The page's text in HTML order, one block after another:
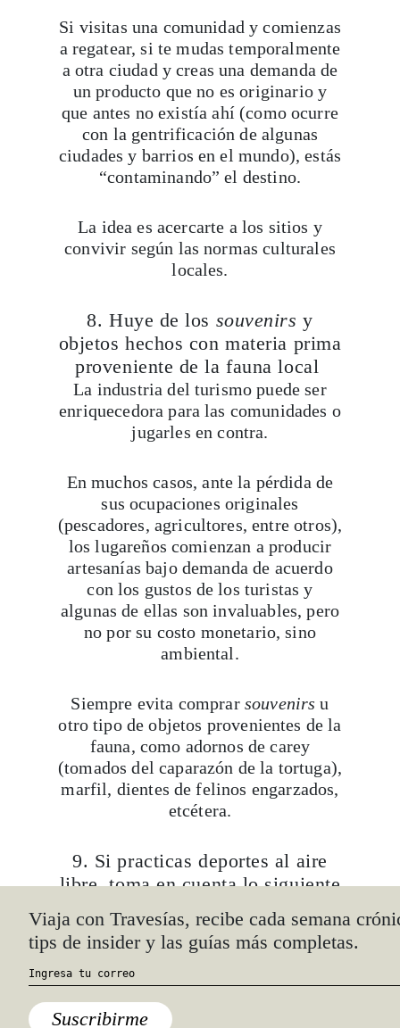
Si visitas una comunidad y comienzas
a regatear, si te mudas temporalmente
a otra ciudad y creas una demanda de
un producto que no es originario y
que antes no existía ahí (como ocurre
con la gentrificación de algunas
ciudades y barrios en el mundo), estás
“contaminando” el destino.
La idea es acercarte a los sitios y
convivir según las normas culturales
locales.
8. Huye de los souvenirs y
objetos hechos con materia prima
proveniente de la fauna local
La industria del turismo puede ser
enriquecedora para las comunidades o
jugarles en contra.
En muchos casos, ante la pérdida de
sus ocupaciones originales
(pescadores, agricultores, entre otros),
los lugareños comienzan a producir
artesanías bajo demanda de acuerdo
con los gustos de los turistas y
algunas de ellas son invaluables, pero
no por su costo monetario, sino
ambiental.
Siempre evita comprar souvenirs u
otro tipo de objetos provenientes de la
fauna, como adornos de carey
(tomados del caparazón de la tortuga),
marfil, dientes de felinos engarzados,
etcétera.
9. Si practicas deportes al aire
libre, toma en cuenta lo siguiente
trazadas; evita recolectar piedras,
conchas y cualquier otro tipo de
elemento del lugar; evita caminar o
bucear en zonas donde los animales se
encuentren en temporada de